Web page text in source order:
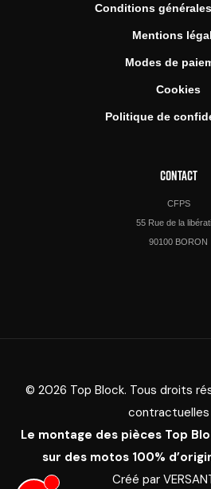
Conditions
Mentions
Modes de
Cookies
Politique de
CONTACT
CFPS
55 Rue de la
90100 BORON
© 2026 Top Block. Tous droits
Le montage des pièces Top
sur des motos 100%
Créé par